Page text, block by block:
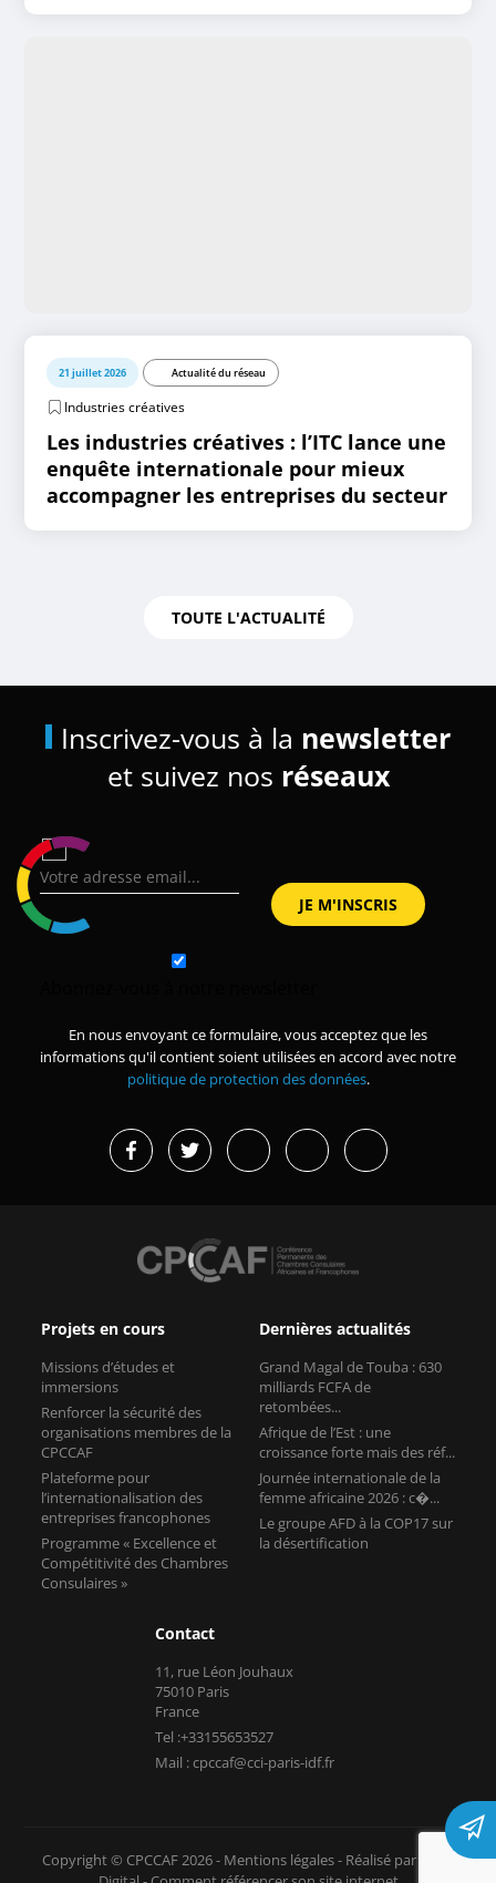
21 juillet 2026 Actualité du réseau
Industries créatives
Les industries créatives : l’ITC lance une
enquête internationale pour mieux
accompagner les entreprises du secteur
TOUTE L'ACTUALITÉ
Inscrivez-vous à la newsletter
et suivez nos réseaux
En nous envoyant ce formulaire, vous acceptez que les
informations qu'il contient soient utilisées en accord avec notre
politique de protection des données.
Projets en cours
Missions d’études et
immersions
Renforcer la sécurité des
organisations membres de la
CPCCAF
Plateforme pour
l’internationalisation des
entreprises francophones
Programme « Excellence et
Compétitivité des Chambres
Consulaires »
Dernières actualités
Grand Magal de Touba : 630
milliards FCFA de
retombées...
Afrique de l’Est : une
croissance forte mais des réf...
Journée internationale de la
femme africaine 2026 : c�...
Le groupe AFD à la COP17 sur
la désertification
Contact
11, rue Léon Jouhaux
75010 Paris
France
Tel :+33155653527
Mail : cpccaf@cci-paris-idf.fr
Copyright © CPCCAF 2026 - Mentions légales- Réalisé par Tokiz